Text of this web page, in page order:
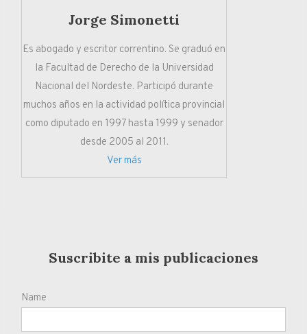
Jorge Simonetti
Es abogado y escritor correntino. Se graduó en
la Facultad de Derecho de la Universidad
Nacional del Nordeste. Participó durante
muchos años en la actividad política provincial
como diputado en 1997 hasta 1999 y senador
desde 2005 al 2011.
Ver más
Suscribite a mis publicaciones
Name